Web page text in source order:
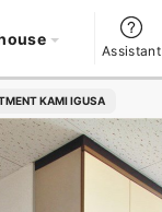
Assistant
KAMI IGUSA